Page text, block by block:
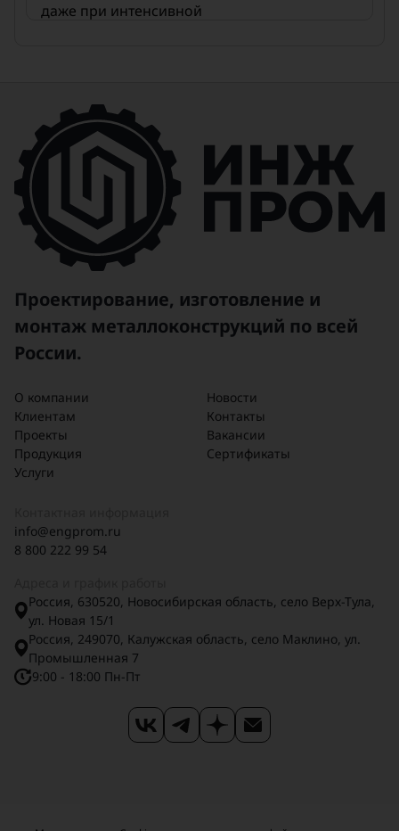
даже при интенсивной
объема и комплектации позволяет
легко интегрировать силос в любую
производственную линию.
Силосы для сыпучих материалов —
это не только практичность, но и
выгода для вашего бизнеса.
Выберите современное и надежное
решение для хранения сыпучих
фундаменте успеха!
Проектирование, изготовление и
монтаж металлоконструкций по всей
России.
О компании
Клиентам
Проекты
Продукция
Услуги
Новости
Контакты
Вакансии
Сертификаты
info@engprom.ru
8 800 222 99 54
Россия, 630520, Новосибирская область, село Верх-Тула,
ул. Новая 15/1
Россия, 249070, Калужская область, село Маклино, ул.
Промышленная 7
9:00 - 18:00 Пн-Пт